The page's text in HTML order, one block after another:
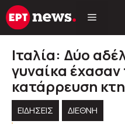
Μετάβαση
σε
Ιταλία: Δύο
γυναίκα
κατάρρευση
ΕΙΔΗΣΕΙΣ
ΔΙΕΘΝΗ